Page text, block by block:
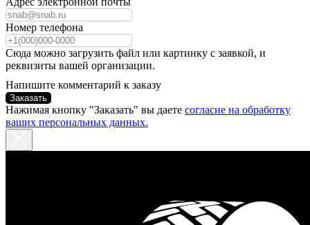
Номер телефона
Сюда можно загрузить файл или картинку с заявкой, и
реквизиты вашей организации.
Напишите комментарий к заказу
Заказать
Нажимая кнопку "Заказать" вы даете согласие на обработку
ваших персональных данных.